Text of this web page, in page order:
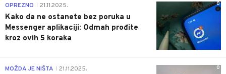
0
OPREZNO 21.11.2025.
Kako da ne ostanete bez poruka u
Messenger aplikaciji: Odmah prođite
kroz ovih 5 koraka
0
MOŽDA JE NIŠTA 21.11.2025.